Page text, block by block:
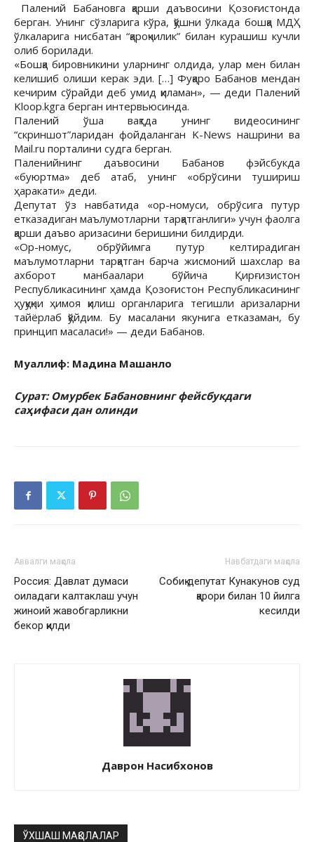
Палений Бабановга қарши даъвосини Қозоғистонда
берган. Унинг сўзларига кўра, қўшни ўлкада бошқа МДҲ
ўлкаларига нисбатан “қароқчилик” билан курашиш кучли
олиб борилади.
«Бошқа бировникини уларнинг олдида, улар мен билан
келишиб олиши керак эди. […] Фуқаро Бабанов мендан
кечирим сўрайди деб умид қиламан», — деди Палений
Kloop.kgга берган интервьюсинда.
Палений ўша вақтда унинг видеосининг
“скриншот”ларидан фойдаланган K-News нашрини ва
Mail.ru порталини судга берган.
Паленийнинг даъвосини Бабанов фэйсбукда
«буюртма» деб атаб, унинг «обрўсини тушириш
ҳаракати» деди.
Депутат ўз навбатида «ор-номуси, обрўсига путур
етказадиган маълумотларни тарқатганлиги» учун фаолга
қарши даъво аризасини беришини билдирди.
«Ор-номус, обрўйимга путур келтирадиган
маълумотларни тарқатган барча жисмоний шахслар ва
ахборот манбаалари бўйича Қирғизистон
Республикасининг ҳамда Қозоғистон Республикасининг
ҳуқуқни ҳимоя қилиш органларига тегишли аризаларни
тайёрлаб қўйдим. Бу масалани якунига етказаман, бу
принцип масаласи!» — деди Бабанов.
Муаллиф: Мадина Машанло
Сурат: Омурбек Бабановнинг фейсбукдаги
саҳифаси дан олинди
Аввалги мақола
Россия: Давлат думаси
оиладаги калтаклаш учун
жиноий жавобгарликни
бекор қилди
Навбатдаги мақола
Собиқ депутат Кунакунов суд
қарори билан 10 йилга
кесилди
Даврон Насибхонов
ЎХШАШ МАҚОЛАЛАР